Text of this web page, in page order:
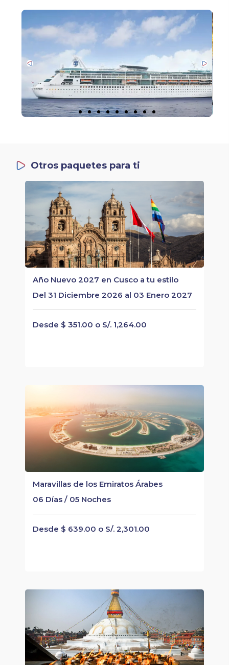
Otros paquetes para ti
Año Nuevo 2027 en Cusco a tu estilo
Del 31 Diciembre 2026 al 03 Enero 2027
Desde $ 351.00 o S/. 1,264.00
Maravillas de los Emiratos Árabes
06 Días / 05 Noches
Desde $ 639.00 o S/. 2,301.00